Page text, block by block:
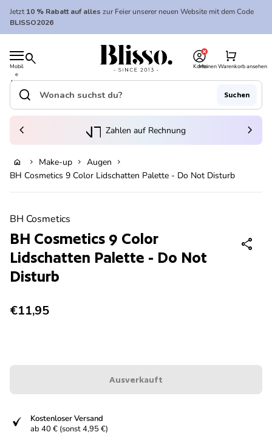
Ausverkauft
Zum Inhalt springen
Jetzt10 % Rabatt auf alles zur Feier unserer neuen Website mit dem Code
BLISSO2026
Mobil
e
Navi
gatio
search
Startseite
Konto
Meinen Warenkorb ansehen
shopping_cart
Startseite
Suche"
search Suchen
(Link öffnet in neuem Tab/Fenster)
Zahlen auf Rechnung
chevron_left chevron_right
home chevron_right Make-up chevron_right Augen chevron_right
BH Cosmetics 9 Color Lidschatten Palette - Do Not Disturb
BH Cosmetics
BH Cosmetics 9 Color
Lidschatten Palette - Do Not
Disturb
share
Regulärer Preis
€11,95
Ausverkauft
Kostenloser Versand
ab 40 € (sonst 4,95 €)